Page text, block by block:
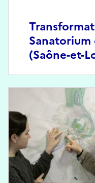
Sanatorium
(Saône-et-